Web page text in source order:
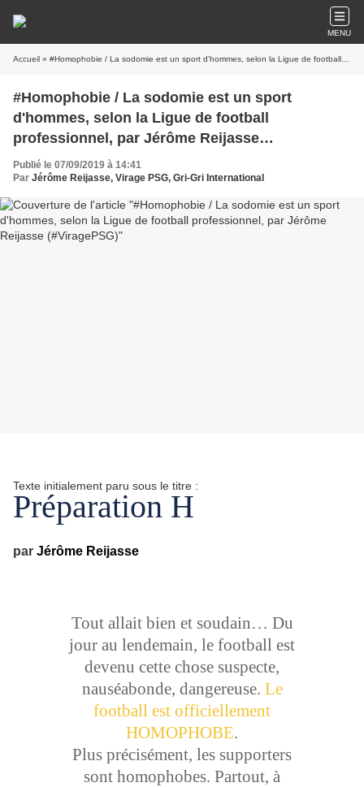
MENU
Accueil » #Homophobie / La sodomie est un sport d'hommes, selon la Ligue de football professionnel, par Jérôme Reijasse (#ViragePSG)
#Homophobie / La sodomie est un sport
d'hommes, selon la Ligue de football
professionnel, par Jérôme Reijasse
(#ViragePSG)
Publié le 07/09/2019 à 14:41
Par Jérôme Reijasse, Virage PSG, Gri-Gri International
Texte initialement paru sous le titre :
Préparation H
par Jérôme Reijasse
Tout allait bien et soudain… Du
jour au lendemain, le football est
devenu cette chose suspecte,
nauséabonde, dangereuse. Le
football est officiellement
HOMOPHOBE.
Plus précisément, les supporters
sont homophobes. Partout, à